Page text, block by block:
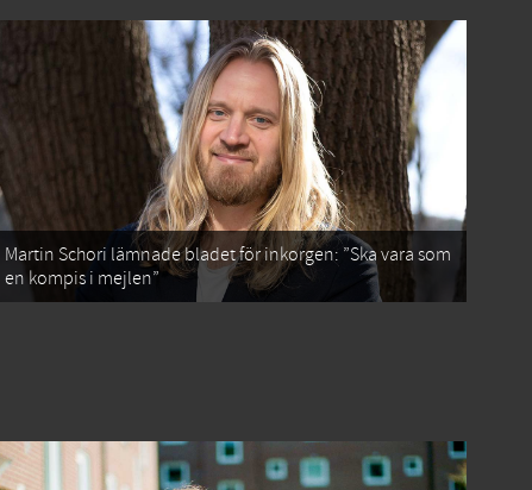
Martin Schori lämnade bladet för inkorgen: ”Ska vara som
en kompis i mejlen”